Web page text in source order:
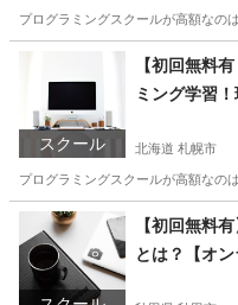
プログラミングスクールが高額なの
岐阜 岐阜市 プログラミング
スクール
【初回無料
ミング学習
北海道 札幌市
プログラミングスクールが高額なの
北海道 札幌市 プログラミン
【初回無料
とは？【オン